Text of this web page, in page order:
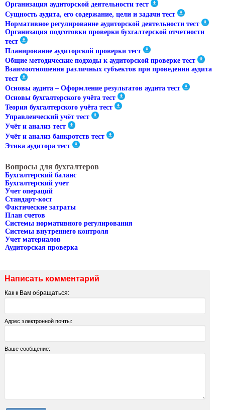
Организация аудиторской деятельности тест
Сущность аудита, его содержание, цели и задачи тест
Нормативное регулирование аудиторской деятельности тест
Организация подготовки проверки бухгалтерской отчетности
тест
Планирование аудиторской проверки тест
Общие методические подходы к аудиторской проверке тест
Взаимоотношения различных субъектов при проведении аудита
тест
Основы аудита – Оформление результатов аудита тест
Основы бухгалтерского учёта тест
Теория бухгалтерского учёта тест
Управленческий учёт тест
Учёт и анализ тест
Учёт и анализ банкротств тест
Этика аудитора тест
Вопросы для бухгалтеров
Бухгалтерский баланс
Бухгалтерский учет
Учет операций
Стандарт-кост
Фактические затраты
План счетов
Cистемы нормативного регулирования
Cистемы внутреннего контроля
Учет материалов
Аудиторская проверка
Написать комментарий
Как к Вам обращаться:
Адрес электронной почты:
Ваше сообщение: